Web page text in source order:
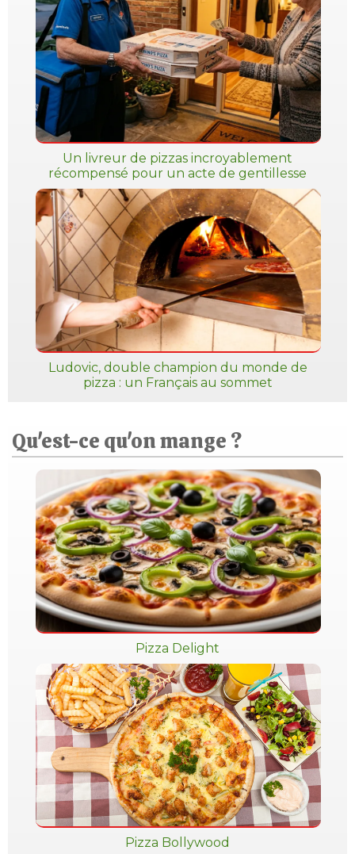
Un livreur de pizzas incroyablement
récompensé pour un acte de gentillesse
Ludovic, double champion du monde de
pizza : un Français au sommet
Qu'est-ce qu'on mange ?
Pizza Delight
Pizza Bollywood